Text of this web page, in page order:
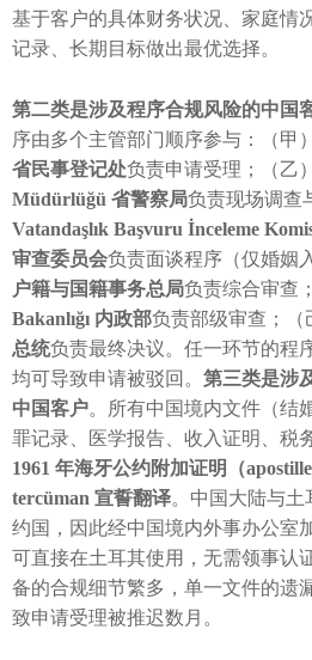
基于客户的具体财务状况、家庭情
记录、长期目标做出最优选择。
第二类是涉及程序合规风险的中国
序由多个主管部门顺序参与：（甲）
省民事登记处负责申请受理；（乙）
Müdürlüğü 省警察局负责现场调查
Vatandaşlık Başvuru İnceleme
审查委员会负责面谈程序（仅婚姻
户籍与国籍事务总局负责综合审查
Bakanlığı 内政部负责部级审查；（
总统负责最终决议。任一环节的程
均可导致申请被驳回。 第三类是涉
中国客户。所有中国境内文件（结
罪记录、医学报告、收入证明、税
1961 年海牙公约附加证明（
tercüman 宣誓翻译。中国大陆与
约国，因此经中国境内外事办公室
可直接在土耳其使用，无需领事认
备的合规细节繁多，单一文件的遗
致申请受理被推迟数月。